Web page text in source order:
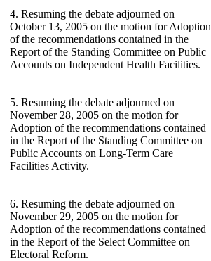
4. Resuming the debate adjourned on
October 13, 2005 on the motion for Adoption
of the recommendations contained in the
Report of the Standing Committee on Public
Accounts on Independent Health Facilities.
5. Resuming the debate adjourned on
November 28, 2005 on the motion for
Adoption of the recommendations contained
in the Report of the Standing Committee on
Public Accounts on Long-Term Care
Facilities Activity.
6. Resuming the debate adjourned on
November 29, 2005 on the motion for
Adoption of the recommendations contained
in the Report of the Select Committee on
Electoral Reform.